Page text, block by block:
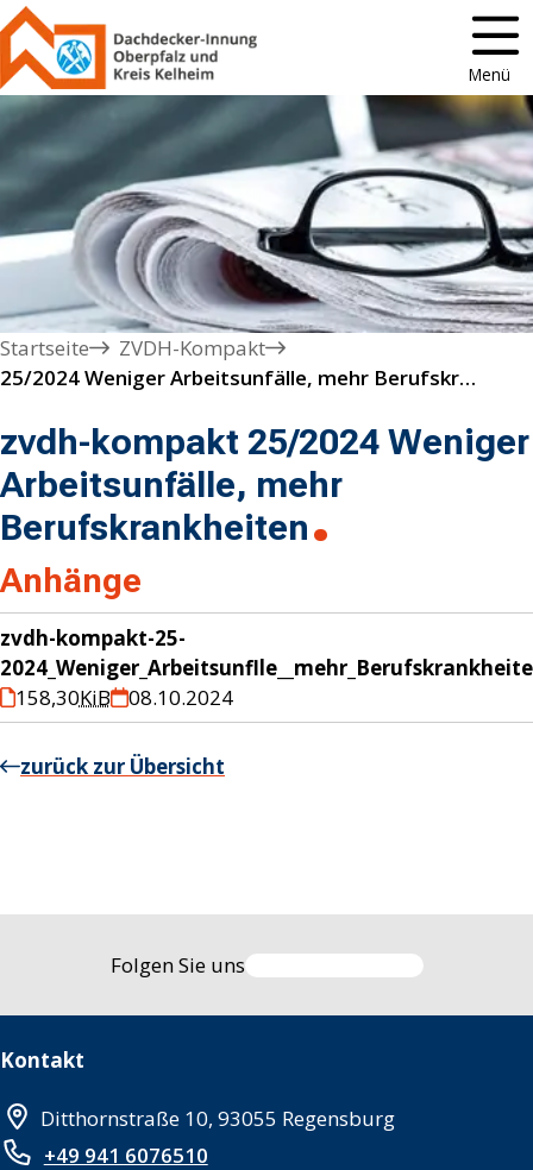
Menü
Startseite
ZVDH-Kompakt
25/2024 Weniger Arbeitsunfälle, mehr Berufskrankheiten
zvdh-kompakt 25/2024 Weniger
Arbeitsunfälle, mehr
Berufskrankheiten
Anhänge
zvdh-kompakt-25-
158,30KiB 08.10.2024
zurück zur Übersicht
Folgen Sie uns
Kontakt
Ditthornstraße 10, 93055 Regensburg
+49 941 6076510